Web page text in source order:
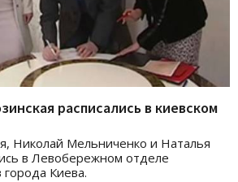
расписались в киевском
Николай Мельниченко и Наталья
в Левобережном отделе
города Киева.